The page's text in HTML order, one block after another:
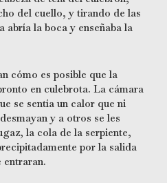
del cuello, y tirando de las
abría la boca y enseñaba la
cómo es posible que la
en culebrota. La cámara
se sentía un calor que ni
y a otros se les
la cola de la serpiente,
por la salida
entraran.